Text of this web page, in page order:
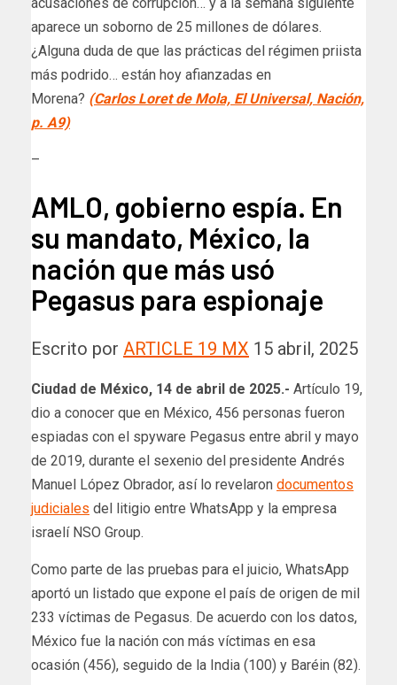
aparece un soborno de 25 millones de dólares.
¿Alguna duda de que las prácticas del régimen priista
más podrido… están hoy afianzadas en
Morena? (Carlos Loret de Mola, El Universal, Nación,
p. A9)
–
AMLO, gobierno espía. En
su mandato, México, la
nación que más usó
Pegasus para espionaje
Escrito por ARTICLE 19 MX 15 abril, 2025
Ciudad de México, 14 de abril de 2025.- Artículo 19,
dio a conocer que en México, 456 personas fueron
espiadas con el spyware Pegasus entre abril y mayo
de 2019, durante el sexenio del presidente Andrés
Manuel López Obrador, así lo revelaron documentos
judiciales del litigio entre WhatsApp y la empresa
israelí NSO Group.
Como parte de las pruebas para el juicio, WhatsApp
aportó un listado que expone el país de origen de mil
233 víctimas de Pegasus. De acuerdo con los datos,
México fue la nación con más víctimas en esa
ocasión (456), seguido de la India (100) y Baréin (82).